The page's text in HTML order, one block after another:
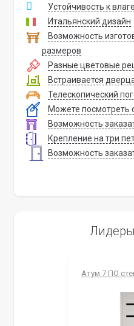
Устойчивость к влаге
Итальянский дизайн
Возможность
размеров
Разные цветовые
Встраивается
Телескопический
Можете посмотреть
Возможность
Крепление на три
Возможность
Атум 7 ПО